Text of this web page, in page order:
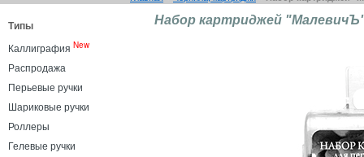
Типы
Каллиграфия New
Распродажа
Перьевые ручки
Шариковые ручки
Роллеры
Гелевые ручки
Набор картриджей